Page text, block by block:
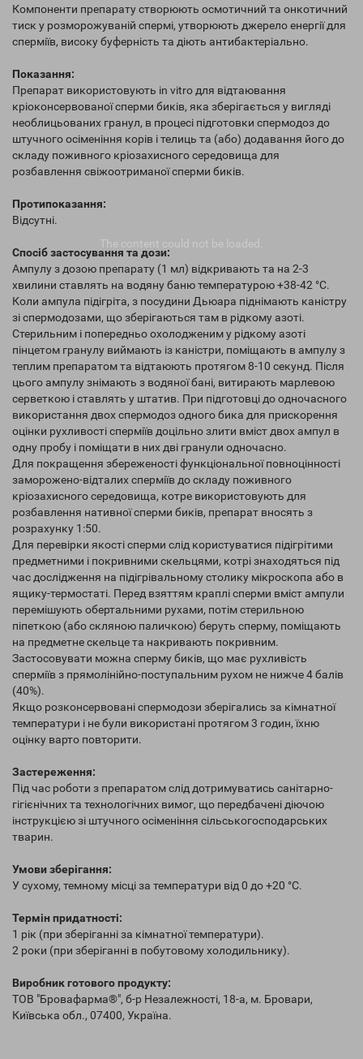
The content could not be loaded.
Компоненти препарату створюють осмотичний та онкотичний
тиск у розморожуваній спермі, утворюють джерело енергії для
сперміїв, високу буферність та діють антибактеріально.
Показання:
Препарат використовують іn vitro для відтаювання
кріоконсервованої сперми биків, яка зберігається у вигляді
необлицьованих гранул, в процесі підготовки спермодоз до
штучного осіменіння корів і телиць та (або) додавання його до
складу поживного кріозахисного середовища для
розбавлення свіжоотриманої сперми биків.
Протипоказання:
Відсутні.
Спосіб застосування та дози:
Ампулу з дозою препарату (1 мл) відкривають та на 2-3
хвилини ставлять на водяну баню температурою +38-42 °С.
Коли ампула підігріта, з посудини Дьюара піднімають каністру
зі спермодозами, що зберігаються там в рідкому азоті.
Стерильним і попередньо охолодженим у рідкому азоті
пінцетом гранулу виймають із каністри, поміщають в ампулу з
теплим препаратом та відтаюють протягом 8-10 секунд. Після
цього ампулу знімають з водяної бані, витирають марлевою
серветкою і ставлять у штатив. При підготовці до одночасного
використання двох спермодоз одного бика для прискорення
оцінки рухливості сперміїв доцільно злити вміст двох ампул в
одну пробу і поміщати в них дві гранули одночасно.
Для покращення збереженості функціональної повноцінності
заморожено-відталих сперміїв до складу поживного
кріозахисного середовища, котре використовують для
розбавлення нативної сперми биків, препарат вносять з
розрахунку 1:50.
Для перевірки якості сперми слід користуватися підігрітими
предметними і покривними скельцями, котрі знаходяться під
час дослідження на підігрівальному столику мікроскопа або в
ящику-термостаті. Перед взяттям краплі сперми вміст ампули
перемішують обертальними рухами, потім стерильною
піпеткою (або скляною паличкою) беруть сперму, поміщають
на предметне скельце та накривають покривним.
Застосовувати можна сперму биків, що має рухливість
сперміїв з прямолінійно-поступальним рухом не нижче 4 балів
(40%).
Якщо розконсервовані спермодози зберігались за кімнатної
температури і не були використані протягом 3 годин, їхню
оцінку варто повторити.
Застереження:
Під час роботи з препаратом слід дотримуватись санітарно-
гігієнічних та технологічних вимог, що передбачені діючою
інструкцією зі штучного осіменіння сільськогосподарських
тварин.
Умови зберігання:
У сухому, темному місці за температури від 0 до +20 °С.
Термін придатності:
1 рік (при зберіганні за кімнатної температури).
2 роки (при зберіганні в побутовому холодильнику).
Виробник готового продукту:
ТОВ "Бровафарма®", б-р Незалежності, 18-а, м. Бровари,
Київська обл., 07400, Україна.